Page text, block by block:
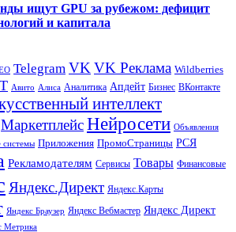
ищут GPU за рубежом: дефицит
и капитала
Telegram VK VK Реклама Wildberries
Авито Алиса Аналитика Апдейт Бизнес ВКонтакте
интеллект
МаркетплейсНейросети Объявления
системы Приложения ПромоСтраницы РСЯ
Рекламодателям Сервисы Товары Финансовые
Яндекс.Директ Яндекс.Карты
Яндекс Браузер Яндекс Вебмастер Яндекс Директ
Метрика